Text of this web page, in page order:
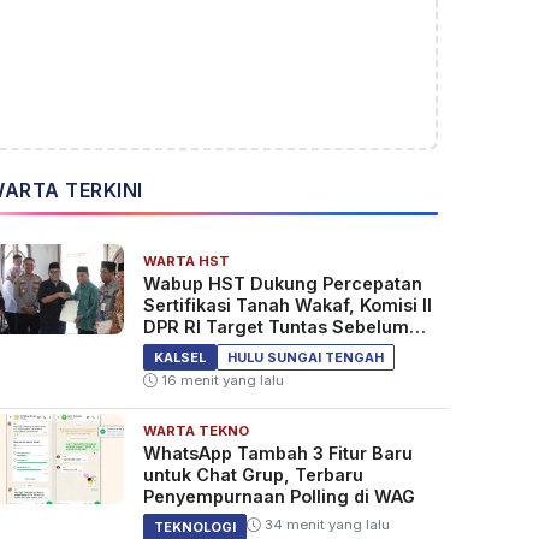
TERKINI
WARTA HST
Wabup HST Dukung Percepatan
Sertifikasi Tanah Wakaf, Komisi II
DPR RI Target Tuntas Sebelum
2029
KALSEL
HULU SUNGAI TENGAH
16 menit yang lalu
WARTA TEKNO
WhatsApp Tambah 3 Fitur Baru
untuk Chat Grup, Terbaru
Penyempurnaan Polling di WAG
TEKNOLOGI 34 menit yang lalu